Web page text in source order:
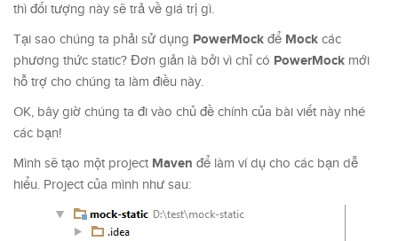
thì đối tượng này sẽ trả về giá trị gì.
Tại sao chúng ta phải sử dụng PowerMock để Mock các
phương thức static? Đơn giản là bởi vì chỉ có PowerMock mới
hỗ trợ cho chúng ta làm điều này.
OK, bây giờ chúng ta đi vào chủ đề chính của bài viết này nhé
các bạn!
Mình sẽ tạo một project Maven để làm ví dụ cho các bạn dễ
hiểu. Project của mình như sau: